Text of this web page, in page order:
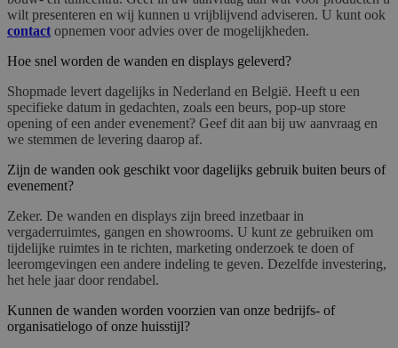
wilt presenteren en wij kunnen u vrijblijvend adviseren. U kunt ook
contact opnemen voor advies over de mogelijkheden.
Hoe snel worden de wanden en displays geleverd?
Shopmade levert dagelijks in Nederland en België. Heeft u een
specifieke datum in gedachten, zoals een beurs, pop-up store
opening of een ander evenement? Geef dit aan bij uw aanvraag en
we stemmen de levering daarop af.
Zijn de wanden ook geschikt voor dagelijks gebruik buiten beurs of
evenement?
Zeker. De wanden en displays zijn breed inzetbaar in
vergaderruimtes, gangen en showrooms. U kunt ze gebruiken om
tijdelijke ruimtes in te richten, marketing onderzoek te doen of
leeromgevingen een andere indeling te geven. Dezelfde investering,
het hele jaar door rendabel.
Kunnen de wanden worden voorzien van onze bedrijfs- of
organisatielogo of onze huisstijl?